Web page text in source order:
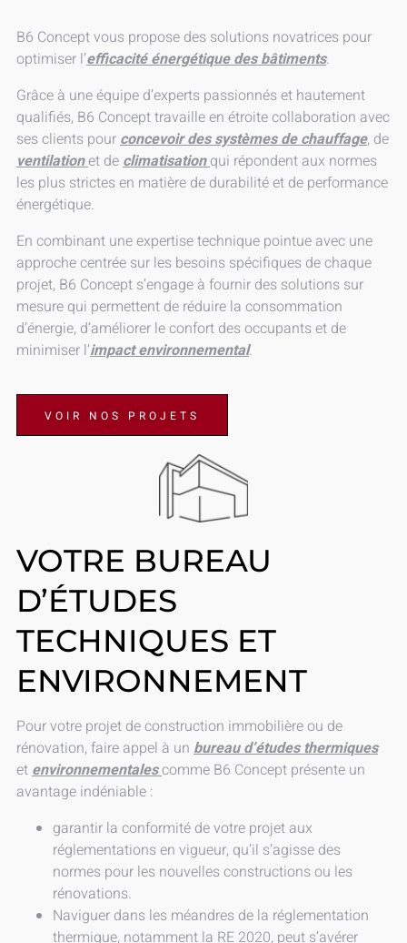
B6 Concept vous propose des solutions novatrices pour
optimiser l’efficacité énergétique des bâtiments.
Grâce à une équipe d’experts passionnés et hautement
qualifiés, B6 Concepttravaille en étroite collaboration avec
ses clients pour concevoir des systèmes de chauffage, de
ventilationet de climatisation qui répondent aux normes
les plus strictes en matière de durabilité et de performance
énergétique.
En combinant une expertise technique pointue avec une
approche centrée sur les besoins spécifiques de chaque
projet, B6 Concept s’engage à fournir des solutions sur
mesure qui permettent de réduire la consommation
d’énergie, d’améliorer le confort des occupants et de
minimiser l’impact environnemental.
VOIR NOS PROJETS
VOTRE BUREAU
D’ÉTUDES
TECHNIQUES ET
ENVIRONNEMENT
Pour votre projet de construction immobilière ou de
rénovation, faire appel à un bureau d’études thermiques
et environnementalescomme B6 Concept présente un
avantage indéniable :
garantir la conformité de votre projet aux
réglementations en vigueur, qu’il s’agisse des
normes pour les nouvelles constructions ou les
rénovations.
Naviguer dans les méandres de la réglementation
thermique, notamment la RE 2020, peut s’avérer